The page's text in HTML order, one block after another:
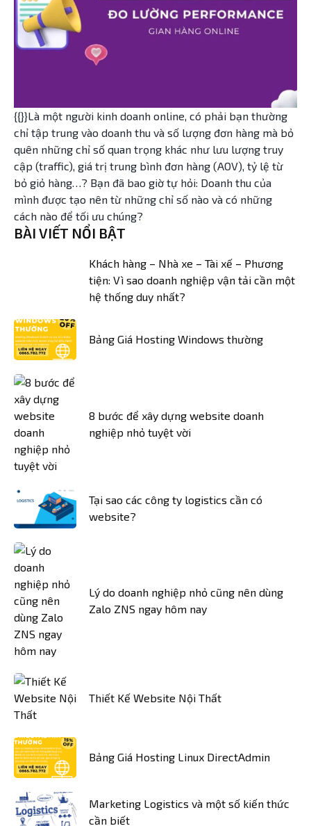
{{}}Là một người kinh doanh online, có phải bạn thường
chỉ tập trung vào doanh thu và số lượng đơn hàng mà bỏ
quên những chỉ số quan trọng khác như lưu lượng truy
cập (traffic), giá trị trung bình đơn hàng (AOV), tỷ lệ từ
bỏ giỏ hàng…? Bạn đã bao giờ tự hỏi: Doanh thu của
mình được tạo nên từ những chỉ số nào và có những
cách nào để tối ưu chúng?
BÀI VIẾT NỔI BẬT
Khách hàng – Nhà xe – Tài xế – Phương
tiện: Vì sao doanh nghiệp vận tải cần một
hệ thống duy nhất?
Bảng Giá Hosting Windows thường
8 bước để xây dựng website doanh
nghiệp nhỏ tuyệt vời
Tại sao các công ty logistics cần có
website?
Lý do doanh nghiệp nhỏ cũng nên dùng
Zalo ZNS ngay hôm nay
Thiết Kế Website Nội Thất
Bảng Giá Hosting Linux DirectAdmin
Marketing Logistics và một số kiến thức
cần biết